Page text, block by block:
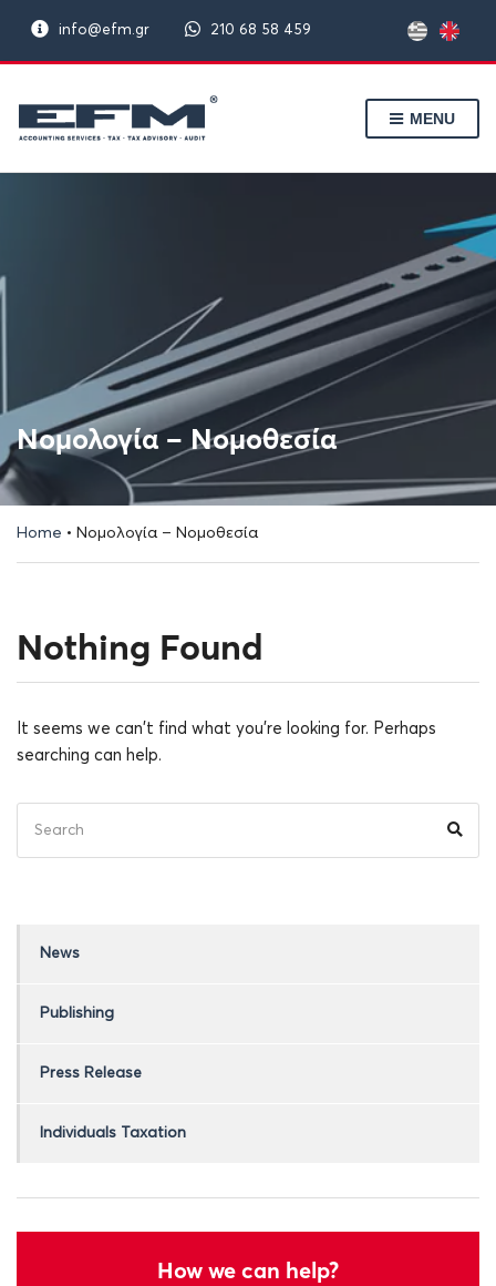
info@efm.gr 210 68 58 459
MENU
Νομολογία – Νομοθεσία
Home • Νομολογία – Νομοθεσία
Nothing Found
It seems we can't find what you're looking for. Perhaps
searching can help.
Search
for:
News
Publishing
Press Release
Individuals Taxation
How we can help?